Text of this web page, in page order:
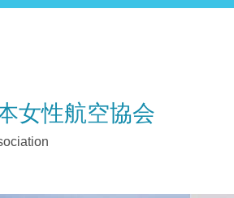
女性航空協会